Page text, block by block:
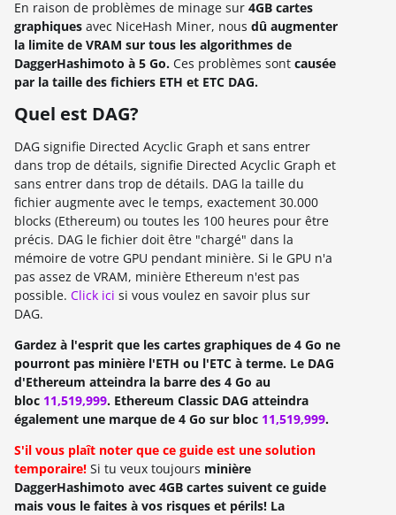
En raison de problèmes de minage sur 4GB cartes
graphiques avec NiceHash Miner, nous dû augmenter
la limite de VRAM sur tous les algorithmes de
DaggerHashimoto à 5 Go. Ces problèmes sont causée
par la taille des fichiers ETH et ETC DAG.
Quel est DAG?
DAG signifie Directed Acyclic Graph et sans entrer
dans trop de détails, signifie Directed Acyclic Graph et
sans entrer dans trop de détails. DAG la taille du
fichier augmente avec le temps, exactement 30.000
blocks (Ethereum) ou toutes les 100 heures pour être
précis. DAG le fichier doit être "chargé" dans la
mémoire de votre GPU pendant minière. Si le GPU n'a
pas assez de VRAM, minière Ethereum n'est pas
possible. Click ici si vous voulez en savoir plus sur
DAG.
Gardez à l'esprit que les cartes graphiques de 4 Go ne
pourront pas minière l'ETH ou l'ETC à terme. Le DAG
d'Ethereum atteindra la barre des 4 Go au
bloc 11,519,999. Ethereum Classic DAG atteindra
également une marque de 4 Go sur bloc 11,519,999.
S'il vous plaît noter que ce guide est une solution
temporaire! Si tu veux toujours minière
DaggerHashimoto avec 4GB cartes suivent ce guide
mais vous le faites à vos risques et périls! La